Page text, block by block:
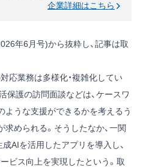
企業詳細はこちら
年6月号)から抜粋し、記事は取
応業務は多様化・複雑化してい
保護の訪問面談などは、ケースワ
ような支援ができるかを考えるう
求められる。そうしたなか、一関
AIを活用したアプリを導入し、
ビス向上を実現したという。取